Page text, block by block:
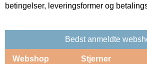
betingelser, leveringsformer og
Bedst anmeldte
Webshop Stjerner